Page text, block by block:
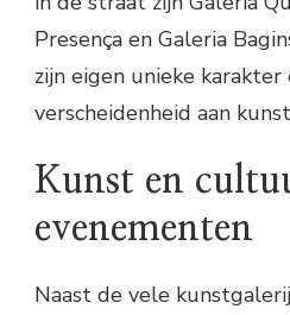
Presença en Galeria
zijn eigen unieke
verscheidenheid aan
Kunst en
evenementen
Naast de vele